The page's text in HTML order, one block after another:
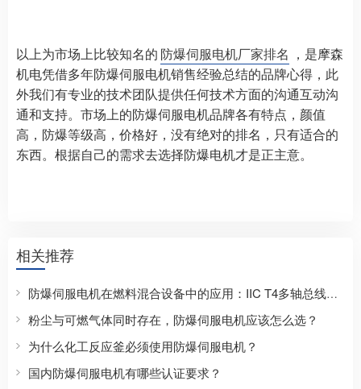
以上为市场上比较知名的 防爆伺服电机厂家排名 ，是摩森
机电凭借多年防爆伺服电机销售经验总结的品牌心得，此
外我们有专业的技术团队提供任何技术方面的沟通互动沟
通和支持。市场上的防爆伺服电机品牌各有特点，颜值
高，防爆等级高，价格好，没有绝对的排名，只有适合的
东西。根据自己的需求去选择防爆电机才是正主意。
相关推荐
防爆伺服电机在燃料混合设备中的应用：IIC T4多轴总线控制方案
粉尘与可燃气体同时存在，防爆伺服电机应该怎么选？
为什么化工反应釜必须使用防爆伺服电机？
国内防爆伺服电机有哪些认证要求？